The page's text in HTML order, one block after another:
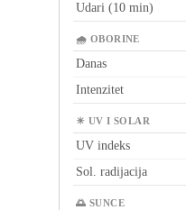
Udari (10 min)
🌧 OBORINE
Danas
Intenzitet
☀ UV I SOLAR
UV indeks
Sol. radijacija
🌅 SUNCE